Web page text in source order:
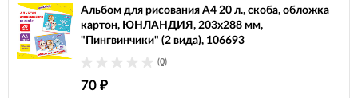
Альбом для рисования А4 20 л., скоба, обложка
картон, ЮНЛАНДИЯ, 203х288 мм,
"Пингвинчики" (2 вида), 106693
(0)
70 ₽